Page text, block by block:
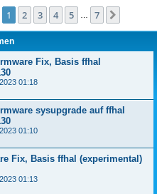
Seite 1von
1 2 3 4 5 7
Fix, Basis ffhal
01:18
sysupgrade auf ffhal
01:10
Fix, Basis ffhal (experimental)
01:13